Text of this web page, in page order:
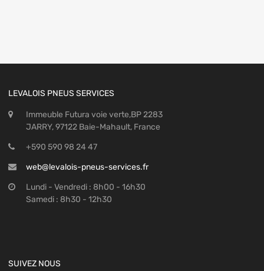
LEVALOIS PNEUS SERVICES
Immeuble Futura voie verte,BP 2283
JARRY, 97122 Baie-Mahault, France
+590 590 98 24 47
web@levalois-pneus-services.fr
Lundi - Vendredi : 8h00 - 16h30
Samedi : 8h30 - 12h30
SUIVEZ NOUS